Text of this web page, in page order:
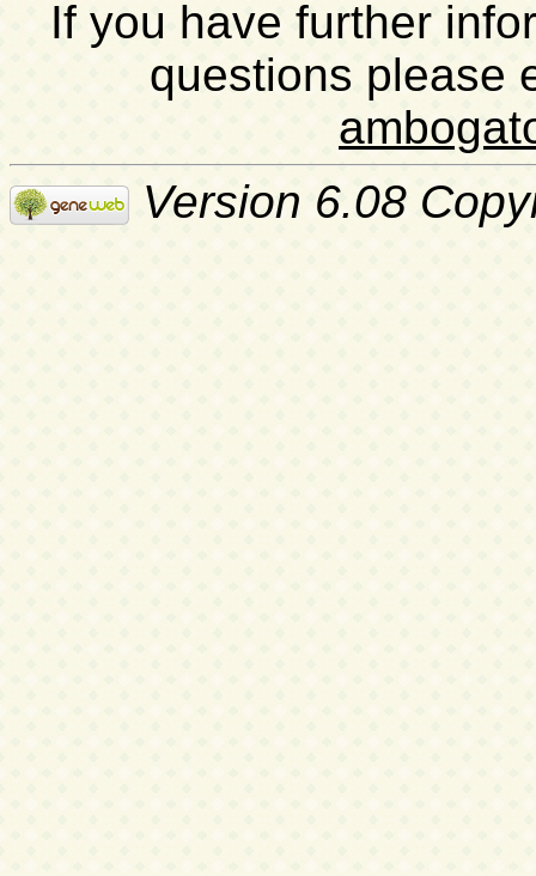
If you have further
questions please
Version 6.08